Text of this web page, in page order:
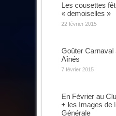
Les cousettes
« demoiselles »
22 février 2015
Goûter Carnaval
Aînés
7 février 2015
En Février au
+ les Images de
Générale